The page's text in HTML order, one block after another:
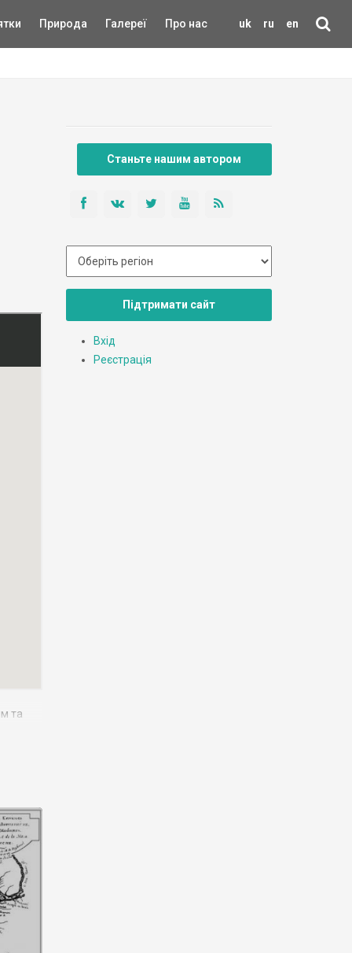
uk ru en
Природа Галереї Про нас
та
Станьте нашим автором
Підтримати сайт
Вхід
Реєстрація